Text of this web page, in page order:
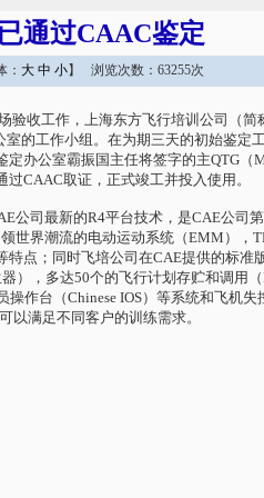
通过CAAC鉴定
： 大 中 小】 浏览次数：63255次
验收工作，上海东方飞行培训公司（简
的工作小组。在为期三天的初始鉴定
办公室霸振国主任将签字的主QTG（
CAAC取证，正式竣工并投入使用。
公司最新的R4平台技术，是CAE公司
世界潮流的电动运动系统（EMM），
点；同时飞培公司在CAE提供的标准
），多达50个的飞行计划存贮和调用
操作台（Chinese IOS）等系统和飞机失
以满足不同客户的训练需求。